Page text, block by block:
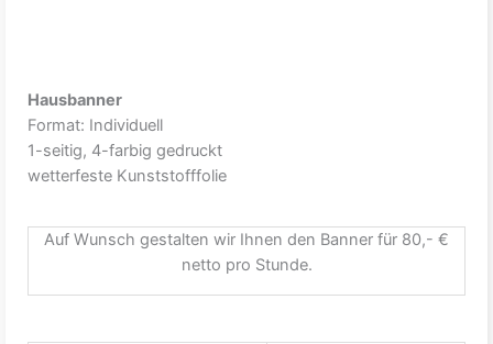
Hausbanner
Format: Individuell
1-seitig, 4-farbig gedruckt
wetterfeste Kunststofffolie
Auf Wunsch gestalten wir Ihnen den Banner für 80,- €
netto pro Stunde.